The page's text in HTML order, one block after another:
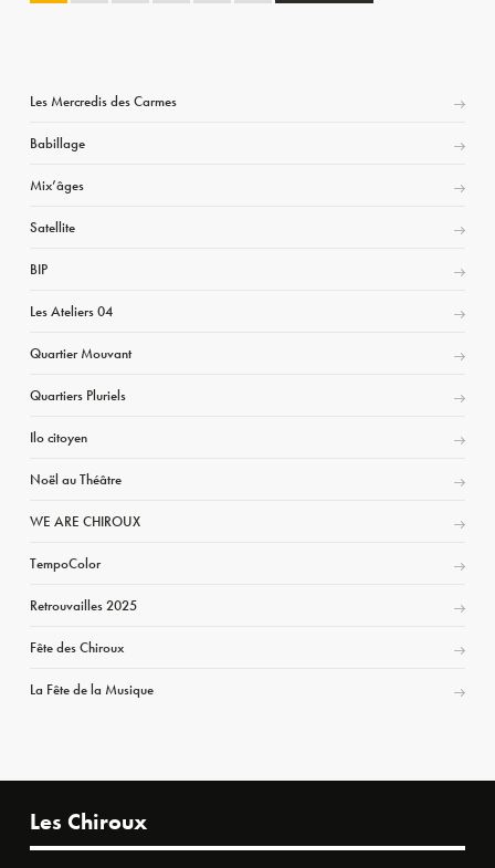
Les Mercredis des Carmes
Babillage
Mix’âges
Satellite
BIP
Les Ateliers 04
Quartier Mouvant
Quartiers Pluriels
Ilo citoyen
Noël au Théâtre
WE ARE CHIROUX
TempoColor
Retrouvailles 2025
Fête des Chiroux
La Fête de la Musique
Les Chiroux